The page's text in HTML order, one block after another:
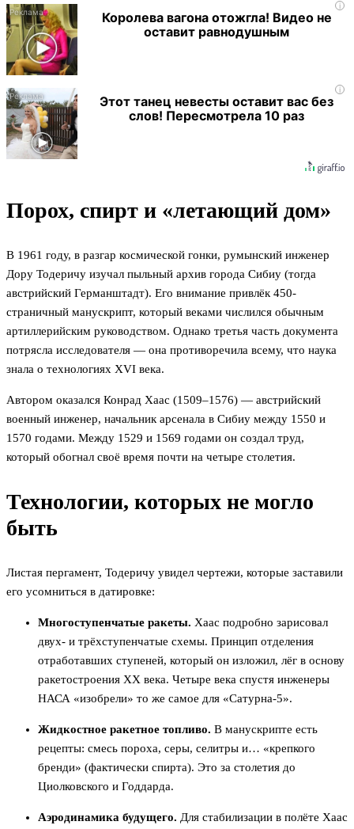
i
Королева вагона отожгла! Видео не
оставит равнодушным
i
Этот танец невесты оставит вас без
слов! Пересмотрела 10 раз
Порох, спирт и «летающий дом»
В 1961 году, в разгар космической гонки, румынский инженер
Дору Тодеричу изучал пыльный архив города Сибиу (тогда
австрийский Германштадт). Его внимание привлёк 450-
страничный манускрипт, который веками числился обычным
артиллерийским руководством. Однако третья часть документа
потрясла исследователя — она противоречила всему, что наука
знала о технологиях XVI века.
Автором оказался Конрад Хаас (1509–1576) — австрийский
военный инженер, начальник арсенала в Сибиу между 1550 и
1570 годами. Между 1529 и 1569 годами он создал труд,
который обогнал своё время почти на четыре столетия.
Технологии, которых не могло
быть
Листая пергамент, Тодеричу увидел чертежи, которые заставили
его усомниться в датировке:
Многоступенчатые ракеты. Хаас подробно зарисовал
двух- и трёхступенчатые схемы. Принцип отделения
отработавших ступеней, который он изложил, лёг в основу
ракетостроения XX века. Четыре века спустя инженеры
НАСА «изобрели» то же самое для «Сатурна-5».
Жидкостное ракетное топливо. В манускрипте есть
рецепты: смесь пороха, серы, селитры и… «крепкого
бренди» (фактически спирта). Это за столетия до
Циолковского и Годдарда.
Аэродинамика будущего. Для стабилизации в полёте Хаас